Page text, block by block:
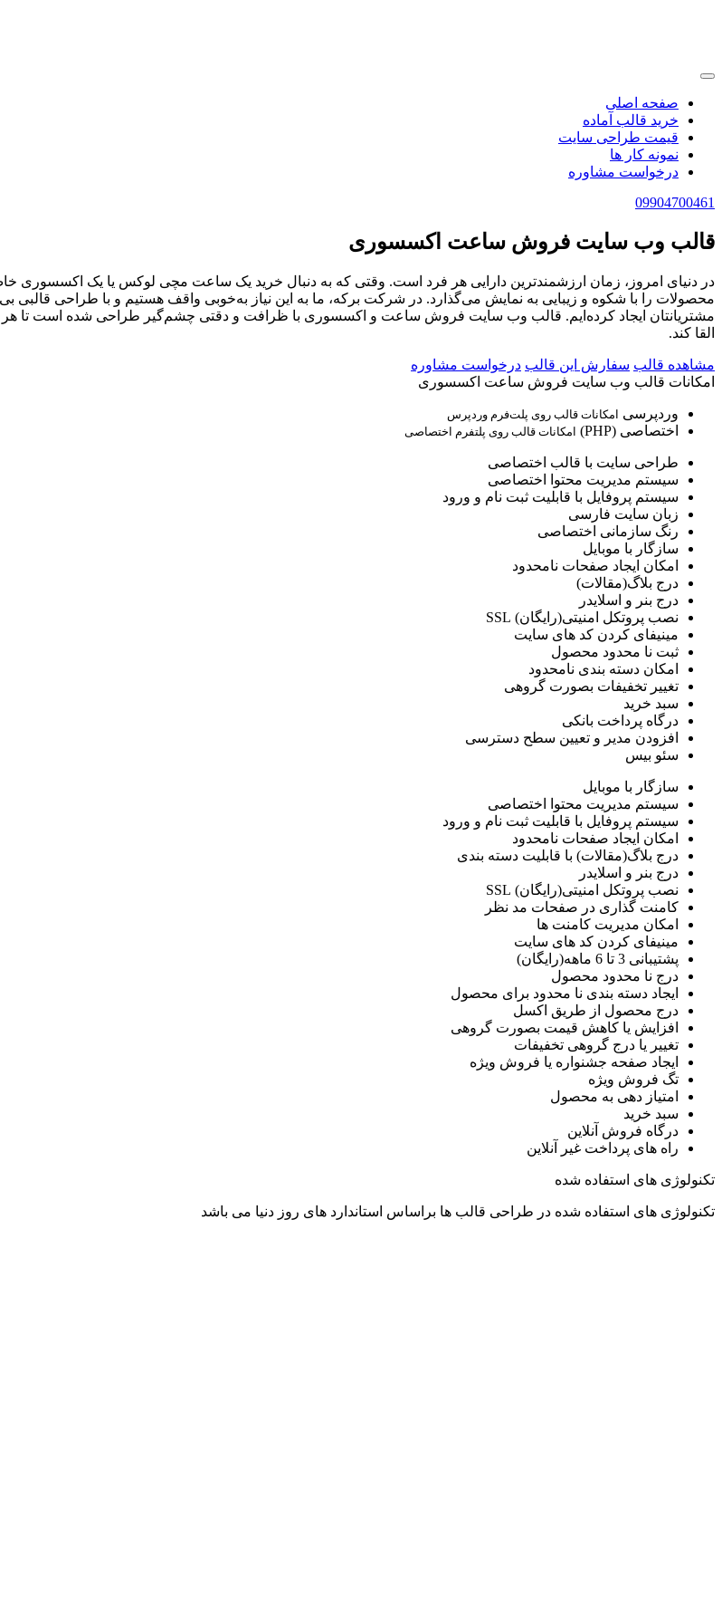
صفحه اصلی
خرید قالب آماده
قیمت طراحی سایت
نمونه کار ها
درخواست مشاوره
09904700461
قالب وب سایت فروش ساعت اکسسوری
در دنیای امروز، زمان ارزشمندترین دارایی هر فرد است. وقتی که به دنبال خرید یک ساعت مچی لوکس یا یک
محصولات را با شکوه و زیبایی به نمایش می‌گذارد. در شرکت برکه، ما به این نیاز به‌خوبی واقف هستیم و با طراحی
مشتریانتان ایجاد کرده‌ایم. قالب وب سایت فروش ساعت و اکسسوری با ظرافت و دقتی چشم‌گیر طراحی شده است تا
القا کند.
مشاهده قالب سفارش این قالب درخواست مشاوره
امکانات قالب وب سایت فروش ساعت اکسسوری
وردپرسی امکانات قالب روی پلت‌فرم وردپرس
اختصاصی (PHP) امکانات قالب روی پلتفرم اختصاصی
طراحی سایت با قالب اختصاصی
سیستم مدیریت محتوا اختصاصی
سیستم پروفایل با قابلیت ثبت نام و ورود
زبان سایت فارسی
رنگ سازمانی اختصاصی
سازگار با موبایل
امکان ایجاد صفحات نامحدود
درج بلاگ(مقالات)
درج بنر و اسلایدر
نصب پروتکل امنیتی(رایگان) SSL
مینیفای کردن کد های سایت
ثبت نا محدود محصول
امکان دسته بندی نامحدود
تغییر تخفیفات بصورت گروهی
سبد خرید
درگاه پرداخت بانکی
افزودن مدیر و تعیین سطح دسترسی
سئو بیس
سازگار با موبایل
سیستم مدیریت محتوا اختصاصی
سیستم پروفایل با قابلیت ثبت نام و ورود
امکان ایجاد صفحات نامحدود
درج بلاگ(مقالات) با قابلیت دسته بندی
درج بنر و اسلایدر
نصب پروتکل امنیتی(رایگان) SSL
کامنت گذاری در صفحات مد نظر
امکان مدیریت کامنت ها
مینیفای کردن کد های سایت
پشتیبانی 3 تا 6 ماهه(رایگان)
درج نا محدود محصول
ایجاد دسته بندی نا محدود برای محصول
درج محصول از طریق اکسل
افزایش یا کاهش قیمت بصورت گروهی
تغییر یا درج گروهی تخفیفات
ایجاد صفحه جشنواره یا فروش ویژه
تگ فروش ویژه
امتیاز دهی به محصول
سبد خرید
درگاه فروش آنلاین
راه های پرداخت غیر آنلاین
تکنولوژی های استفاده شده
تکنولوژی های استفاده شده در طراحی قالب ها براساس استاندارد های روز دنیا می باشد